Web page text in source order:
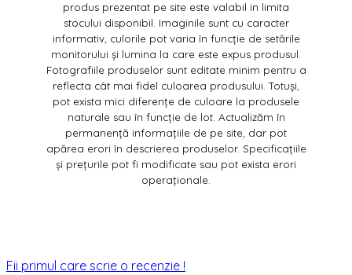
produs prezentat pe site este valabil in limita
stocului disponibil. Imaginile sunt cu caracter
informativ, culorile pot varia în funcție de setările
monitorului și lumina la care este expus produsul.
Fotografiile produselor sunt editate minim pentru a
reflecta cât mai fidel culoarea produsului. Totuși,
pot exista mici diferențe de culoare la produsele
naturale sau în funcție de lot. Actualizăm în
permanență informațiile de pe site, dar pot
apărea erori în descrierea produselor. Specificațiile
și prețurile pot fi modificate sau pot exista erori
operaționale.
Fii primul care scrie o recenzie !